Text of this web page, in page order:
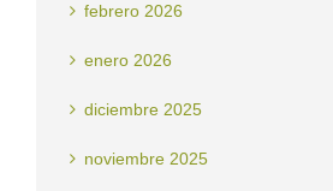
febrero 2026
enero 2026
diciembre 2025
noviembre 2025